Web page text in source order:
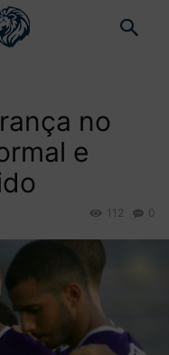
no
e
0
112